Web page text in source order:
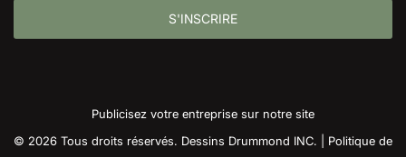
S'INSCRIRE
Publicisez votre entreprise sur notre site
© 2026 Tous droits réservés. Dessins Drummond INC. | Politique de